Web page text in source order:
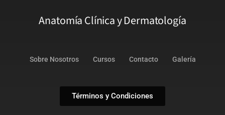
Anatomía Clínica y Dermatología
Sobre Nosotros Cursos Contacto Galería
Términos y Condiciones